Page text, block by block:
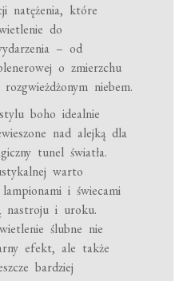
natężenia, które
do
– od
o zmierzchu
niebem.
boho idealnie
nad alejką dla
tunel światła.
warto
i świecami
nastroju i uroku.
ślubne nie
efekt, ale także
bardziej